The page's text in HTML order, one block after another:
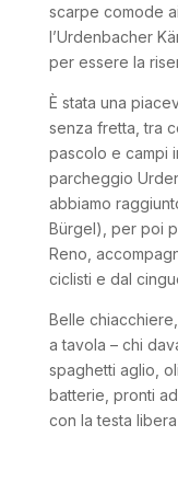
scarpe comode
l’Urdenbacher
per essere la
È stata una
senza fretta, tra
pascolo e campi
parcheggio
abbiamo
Bürgel), per poi
Reno,
ciclisti e dal
Belle
a tavola – chi
spaghetti aglio,
batterie, pronti
con la testa